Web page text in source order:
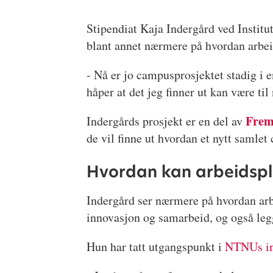
Stipendiat Kaja Indergård ved
blant annet nærmere på hvordan
- Nå er jo campusprosjektet stadig i
håper at det jeg finner ut kan være
Indergårds prosjekt er en del av
de vil finne ut hvordan et nytt
Hvordan kan
Indergård ser nærmere på hvordan
innovasjon og samarbeid, og også
Hun har tatt utgangspunkt iNTNUs